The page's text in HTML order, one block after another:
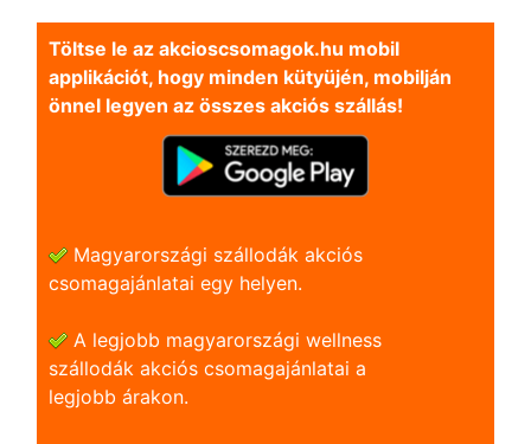
Töltse le az akcioscsomagok.hu mobil
applikációt, hogy minden kütyüjén, mobilján
önnel legyen az összes akciós szállás!
Magyarországi szállodák akciós
csomagajánlatai egy helyen.
A legjobb magyarországi wellness
szállodák akciós csomagajánlatai a
legjobb árakon.